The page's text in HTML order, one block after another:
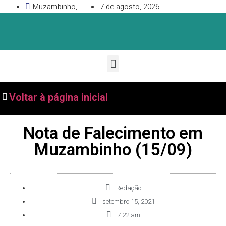
Muzambinho, 7 de agosto, 2026
Voltar à página inicial
Nota de Falecimento em
Muzambinho (15/09)
Redação
setembro 15, 2021
7:22 am